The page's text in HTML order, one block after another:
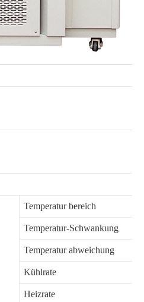
Temperatur bereich
Temperatur-Schwankung
Temperatur abweichung
Kühlrate
Heizrate